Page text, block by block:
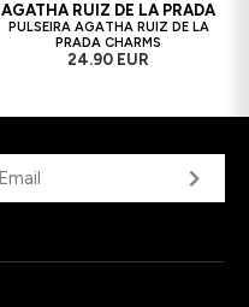
AGATHA RUIZ DE LA PRADA
PULSEIRA AGATHA RUIZ DE LA
PRADA CHARMS
24.90 EUR